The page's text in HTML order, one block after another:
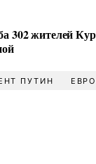
302 жителей
ПУТИН